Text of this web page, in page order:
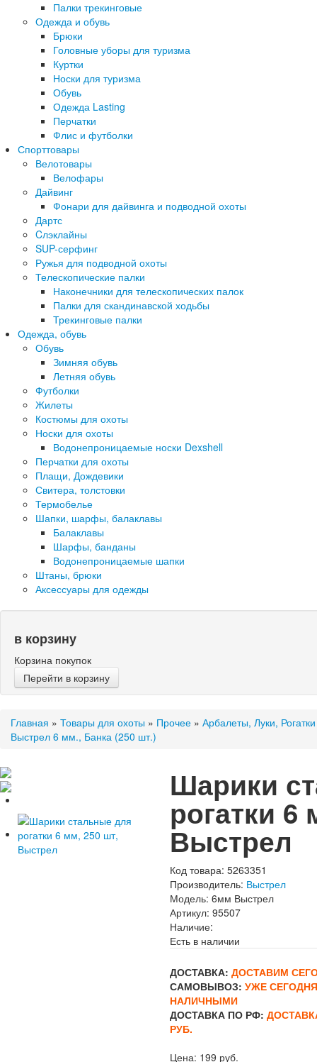
Палки трекинговые
Одежда и обувь
Брюки
Головные уборы для туризма
Куртки
Носки для туризма
Обувь
Одежда Lasting
Перчатки
Флис и футболки
Спорттовары
Велотовары
Велофары
Дайвинг
Фонари для дайвинга и подводной охоты
Дартс
Cлэклайны
SUP-серфинг
Ружья для подводной охоты
Телескопические палки
Наконечники для телескопических палок
Палки для скандинавской ходьбы
Трекинговые палки
Одежда, обувь
Обувь
Зимняя обувь
Летняя обувь
Футболки
Жилеты
Костюмы для охоты
Носки для охоты
Водонепроницаемые носки Dexshell
Перчатки для охоты
Плащи, Дождевики
Свитера, толстовки
Термобелье
Шапки, шарфы, балаклавы
Балаклавы
Шарфы, банданы
Водонепроницаемые шапки
Штаны, брюки
Аксессуары для одежды
в корзину
Корзина покупок
Перейти в корзину
Главная » Товары для охоты » Прочее » Арбалеты, Луки, Рогатки
Выстрел 6 мм., Банка (250 шт.)
Шарики
рогатки
Выстрел
Код товара: 5263351
Производитель: Выстрел
Модель: 6мм Выстрел
Артикул: 95507
Наличие:
Есть в наличии
ДОСТАВКА: ДОСТАВИМ
САМОВЫВОЗ: УЖЕ
НАЛИЧНЫМИ
ДОСТАВКА ПО РФ:
РУБ.
Цена: 199 руб.